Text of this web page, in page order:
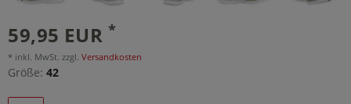
59,95 EUR *
* inkl. MwSt. zzgl. Versandkosten
Größe: 42